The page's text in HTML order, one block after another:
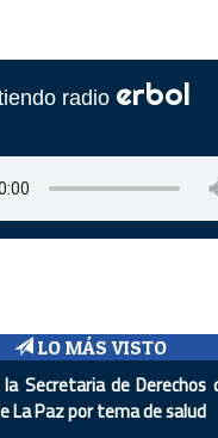
radio erbol
LO MÁS VISTO
la Secretaria de Derechos
La Paz por tema de salud